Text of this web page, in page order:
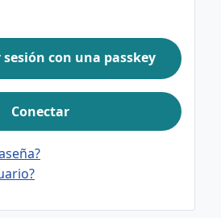
con una passkey
Conectar